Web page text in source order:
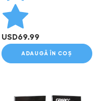
USD69.99
ADAUGĂ ÎN COȘ